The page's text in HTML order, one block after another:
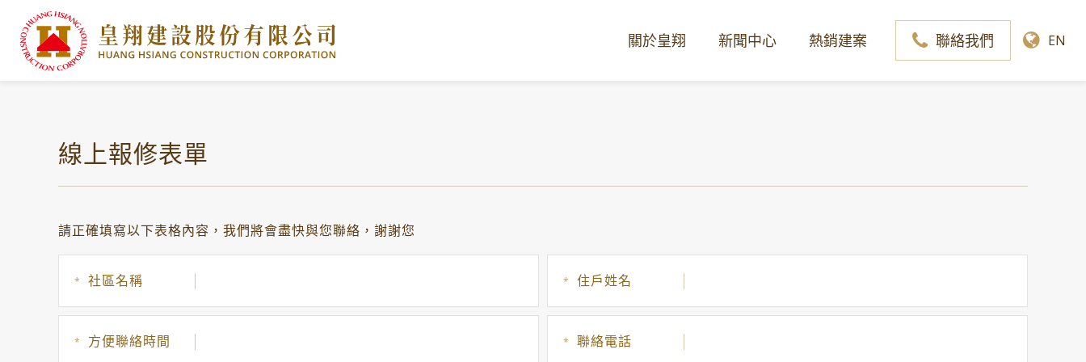
關於皇翔 新聞中心 熱銷建案 聯絡我們 EN
線上報修表單
請正確填寫以下表格內容，我們將會盡快與您聯絡，謝謝您
* 社區名稱 * 住戶姓名
* 方便聯絡時間 * 聯絡電話